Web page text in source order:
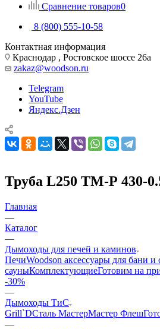
Сравнение товаров0
8 (800) 555-10-58
Контактная информация
Краснодар , Ростовское шоссе 26а
zakaz@woodson.ru
Telegram
YouTube
Яндекс.Дзен
Труба L250 ТМ-Р 430-
Главная
—
Каталог
—
Дымоходы для печей и каминов
ПечиWoodson аксессуары для бани и
сауныКомплектующиеГотовим на
-30%
—
Дымоходы ТиС
Grill`DСталь МастерМастер Флеш
—